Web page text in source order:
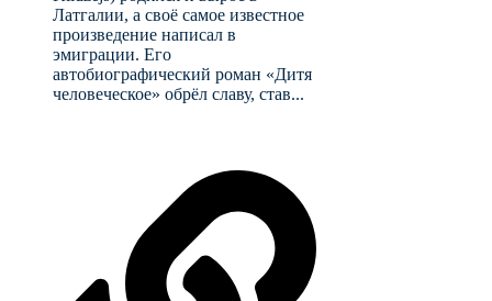
Латгалии, а своё самое известное
произведение написал в
эмиграции. Его
автобиографический роман «Дитя
человеческое» обрёл славу, став...